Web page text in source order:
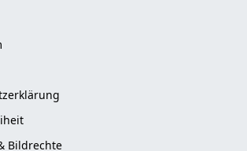
Bildrechte